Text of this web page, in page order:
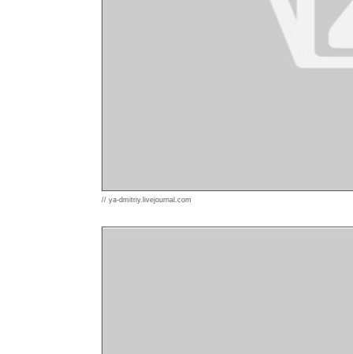
// ya-dmitriy.livejournal.com